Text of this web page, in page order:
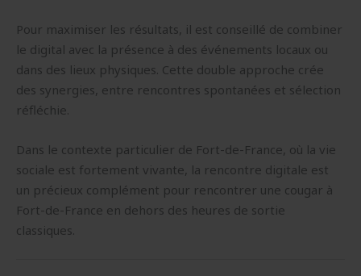
Pour maximiser les résultats, il est conseillé de combiner
le digital avec la présence à des événements locaux ou
dans des lieux physiques. Cette double approche crée
des synergies, entre rencontres spontanées et sélection
réfléchie.
Dans le contexte particulier de Fort-de-France, où la vie
sociale est fortement vivante, la rencontre digitale est
un précieux complément pour rencontrer une cougar à
Fort-de-France en dehors des heures de sortie
classiques.